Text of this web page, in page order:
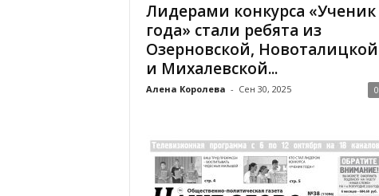
Лидерами конкурса «Ученик
года» стали ребята из
Озерновской, Новоталицкой
и Михалевской...
Алена Королева - Сен 30, 2025 0